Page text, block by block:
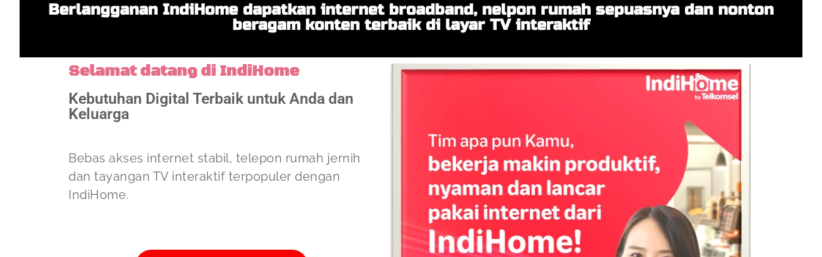
Berlangganan IndiHome dapatkan internet broadband, nelpon rumah sepuasnya dan nonton
beragam konten terbaik di layar TV interaktif
Selamat datang di IndiHome
Kebutuhan Digital Terbaik untuk Anda dan
Keluarga
Bebas akses internet stabil, telepon rumah jernih
dan tayangan TV interaktif terpopuler dengan
IndiHome.